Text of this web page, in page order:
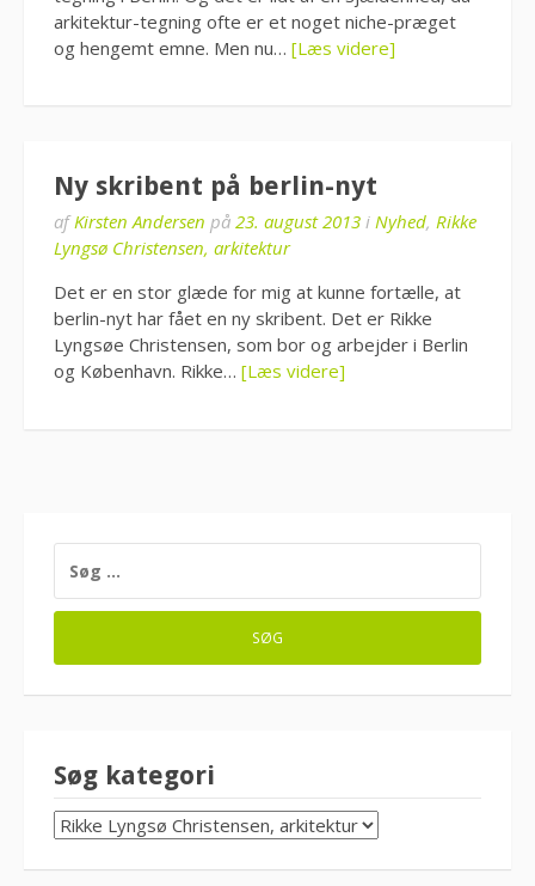
arkitektur-tegning ofte er et noget niche-præget
og hengemt emne. Men nu… [Læs videre]
Ny skribent på berlin-nyt
afKirsten Andersen på 23. august 2013 i Nyhed, Rikke
Lyngsø Christensen, arkitektur
Det er en stor glæde for mig at kunne fortælle, at
berlin-nyt har fået en ny skribent. Det er Rikke
Lyngsøe Christensen, som bor og arbejder i Berlin
og København. Rikke… [Læs videre]
EFTER:
Søg kategori
SØG
KATEGORI